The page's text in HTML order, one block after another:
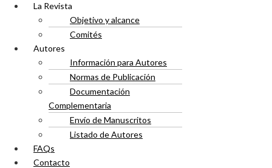
La Revista
Objetivo y alcance
Comités
Autores
Información para Autores
Normas de Publicación
Documentación
Complementaria
Envío de Manuscritos
Listado de Autores
FAQs
Contacto